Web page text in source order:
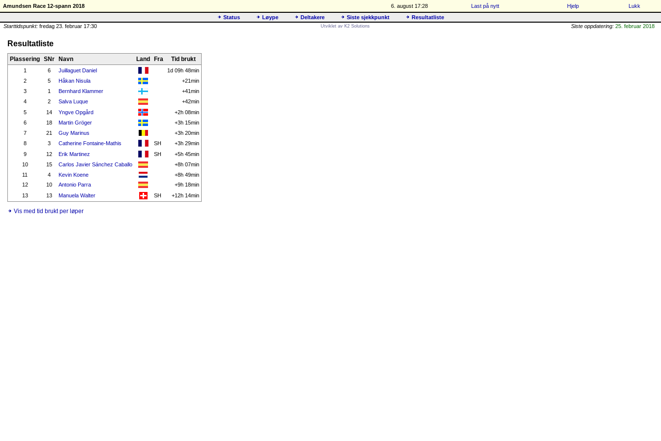
Amundsen Race 12-spann 2018 6. august 17:28 Last på nytt Hjelp
Lukk
Status
Løype Deltakere Siste sjekkpunkt
Resultatliste
Starttidspunkt: fredag 23. februar 17:30 Utviklet av K2 Solutions Siste oppdatering: 25. februar 2018
Resultatliste
Plassering SNr Navn Land Fra Tid brukt
1 6 Juillaguet Daniel
1d 09h 48min
2
5 Håkan Nisula
+21min
3
1 Bernhard Klammer
+41min
4
2 Salva Luque
+42min
5
14 Yngve Opgård
+2h 08min
6
18 Martin Gröger
+3h 15min
7
21 Guy Marinus
+3h 20min
8
3 Catherine Fontaine-Mathis SH
+3h 29min
9
12 Erik Martinez SH
+5h 45min
10
15 Carlos Javier Sánchez Caballo
+8h 07min
11
4 Kevin Koene
+8h 49min
12
10 Antonio Parra
+9h 18min
13
13 Manuela Walter SH +12h 14min
Vis med tid brukt per løper